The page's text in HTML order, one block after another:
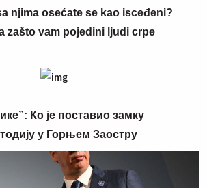
njima osećate se kao isceđeni?
zašto vam pojedini ljudi crpe
Ко је поставио замку
у Горњем Заостру